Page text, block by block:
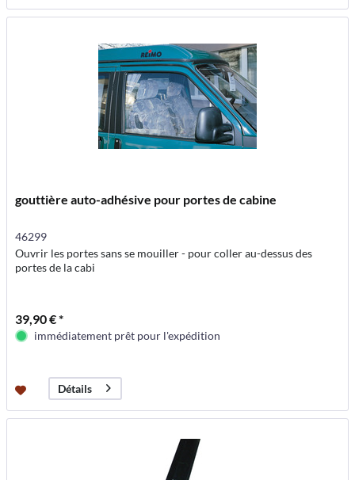
gouttière auto-adhésive pour portes de cabine
46299
Ouvrir les portes sans se mouiller - pour coller au-dessus des
portes de la cabi
39,90 € *
immédiatement prêt pour l'expédition
Détails